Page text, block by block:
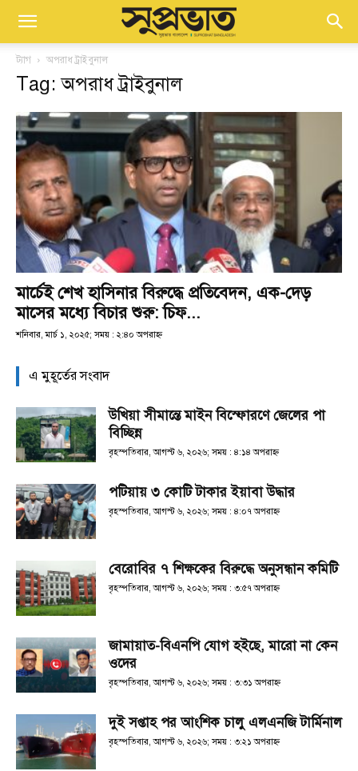
ট্যাগ অপরাধ ট্রাইবুনাল
Tag: অপরাধ ট্রাইবুনাল
মার্চেই শেখ হাসিনার বিরুদ্ধে প্রতিবেদন, এক-দেড়
মাসের মধ্যে বিচার শুরু: চিফ...
শনিবার, মার্চ ১, ২০২৫; সময় : ২:৪০ অপরাহ্ণ
এ মুহূর্তের সংবাদ
উখিয়া সীমান্তে মাইন বিস্ফোরণে জেলের পা
বিচ্ছিন্ন
বৃহস্পতিবার, আগস্ট ৬, ২০২৬; সময় : ৪:১৪ অপরাহ্ণ
পটিয়ায় ৩ কোটি টাকার ইয়াবা উদ্ধার
বৃহস্পতিবার, আগস্ট ৬, ২০২৬; সময় : ৪:০৭ অপরাহ্ণ
বেরোবির ৭ শিক্ষকের বিরুদ্ধে অনুসন্ধান কমিটি
বৃহস্পতিবার, আগস্ট ৬, ২০২৬; সময় : ৩:৫৭ অপরাহ্ণ
জামায়াত-বিএনপি যোগ হইছে, মারো না কেন
ওদের
বৃহস্পতিবার, আগস্ট ৬, ২০২৬; সময় : ৩:৩১ অপরাহ্ণ
দুই সপ্তাহ পর আংশিক চালু এলএনজি টার্মিনাল
বৃহস্পতিবার, আগস্ট ৬, ২০২৬; সময় : ৩:২১ অপরাহ্ণ